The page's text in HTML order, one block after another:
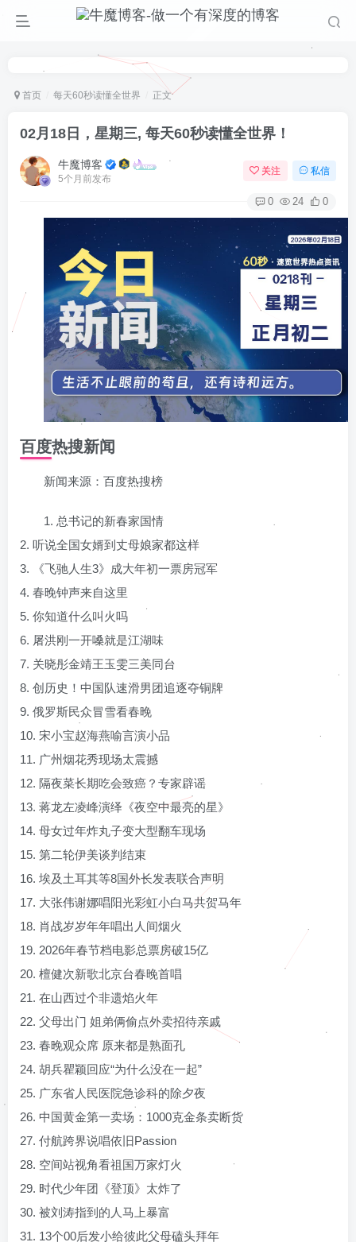
首页 每天60秒读懂全世界 正文
02月18日，星期三, 每天60秒读懂全世界！
牛魔博客
5个月前发布
关注 私信
0 24 0
百度热搜新闻
新闻来源：百度热搜榜
1. 总书记的新春家国情
2. 听说全国女婿到丈母娘家都这样
3. 《飞驰人生3》成大年初一票房冠军
4. 春晚钟声来自这里
5. 你知道什么叫火吗
6. 屠洪刚一开嗓就是江湖味
7. 关晓彤金靖王玉雯三美同台
8. 创历史！中国队速滑男团追逐夺铜牌
9. 俄罗斯民众冒雪看春晚
10. 宋小宝赵海燕喻言演小品
11. 广州烟花秀现场太震撼
12. 隔夜菜长期吃会致癌？专家辟谣
13. 蒋龙左凌峰演绎《夜空中最亮的星》
14. 母女过年炸丸子变大型翻车现场
15. 第二轮伊美谈判结束
16. 埃及土耳其等8国外长发表联合声明
17. 大张伟谢娜唱阳光彩虹小白马共贺马年
18. 肖战岁岁年年唱出人间烟火
19. 2026年春节档电影总票房破15亿
20. 檀健次新歌北京台春晚首唱
21. 在山西过个非遗焰火年
22. 父母出门 姐弟俩偷点外卖招待亲戚
23. 春晚观众席 原来都是熟面孔
24. 胡兵瞿颖回应“为什么没在一起”
25. 广东省人民医院急诊科的除夕夜
26. 中国黄金第一卖场：1000克金条卖断货
27. 付航跨界说唱依旧Passion
28. 空间站视角看祖国万家灯火
29. 时代少年团《登顶》太炸了
30. 被刘涛指到的人马上暴富
31. 13个00后发小给彼此父母磕头拜年